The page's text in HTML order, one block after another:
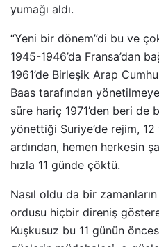
yumağı aldı.
“Yeni bir dönem”di bu ve
1945-1946’da Fransa’dan
1961’de Birleşik Arap
Baas tarafından
süre hariç 1971’den beri de
yönettiği Suriye’de rejim, 12
ardından, hemen herkesin
hızla 11 günde çöktü.
Nasıl oldu da bir
ordusu hiçbir direniş
Kuşkusuz bu 11 günün